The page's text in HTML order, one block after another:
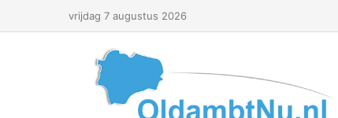
vrijdag 7 augustus 2026